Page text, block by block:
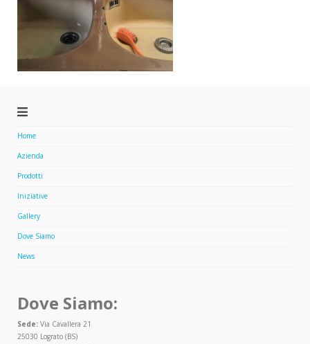
Home
Azienda
Prodotti
Iniziative
Gallery
Dove Siamo
News
Dove Siamo:
Sede:Via Cavallera 21
25030 Lograto (BS)